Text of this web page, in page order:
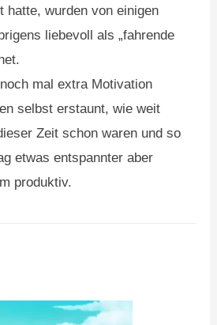
hatte, wurden von einigen
liebevoll als „fahrende
mal extra Motivation
selbst erstaunt, wie weit
Zeit schon waren und so
etwas entspannter aber
produktiv.